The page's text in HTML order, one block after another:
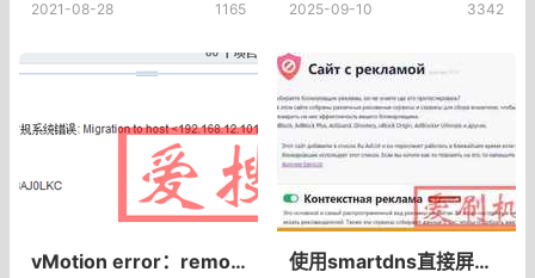
2021-08-28 1165 2025-09-10 3342
vMotion error：remote host IP_Address failed with status Busy (1031636)远程主机IP_Address失败，状态为Busy怎么解决？ 使用smartdns直接屏蔽广告SmartDNS去广告过滤规则